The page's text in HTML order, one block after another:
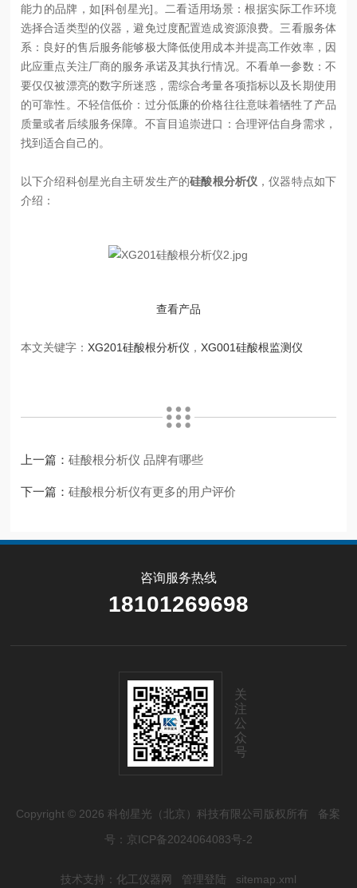
能力的品牌，如[科创星光]。
二看适用场景：根据实际工作环境
选择合适类型的仪器，避免过度配置造成资源浪费。 三看服务体
系：良好的售后服务能够极大降低使用成本并提高工作效率，因
此应重点关注厂商的服务承诺及其执行情况。 不看单一参数：不
要仅仅被漂亮的数字所迷惑，需综合考量各项指标以及长期使用
的可靠性。 不轻信低价：过分低廉的价格往往意味着牺牲了产品
质量或者后续服务保障。 不盲目追崇进口：合理评估自身需求，
找到适合自己的。
以下介绍科创星光自主研发生产的硅酸根分析仪 ，仪器特点如下
介绍：
查看产品
本文关键字：XG201硅酸根分析仪 ，XG001硅酸根监测仪
上一篇：硅酸根分析仪 品牌有哪些
下一篇：硅酸根分析仪有更多的用户评价
咨询服务热线
18101269698
关
注
公
众
号
Copyright © 2026 科创星光（北京）科技有限公司版权所有 备案
号：京ICP备2024064083号-2
技术支持： 化工仪器网 管理登陆 sitemap.xml